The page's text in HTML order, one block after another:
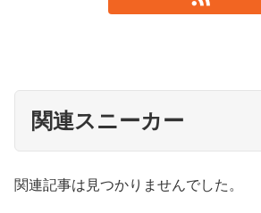
関連スニーカー
関連記事は見つかりませんでした。